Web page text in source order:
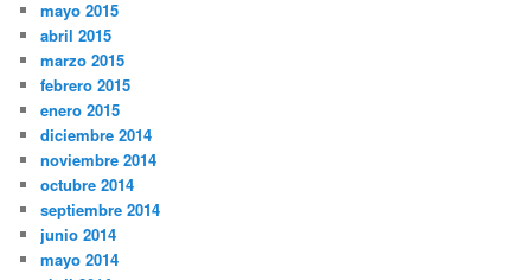
mayo 2015
abril 2015
marzo 2015
febrero 2015
enero 2015
diciembre 2014
noviembre 2014
octubre 2014
septiembre 2014
junio 2014
mayo 2014